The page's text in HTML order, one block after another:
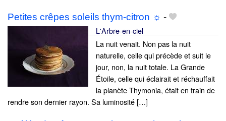
Petites crêpes soleils thym-citron ☼ -
L'Arbre-en-ciel
La nuit venait. Non pas la nuit
naturelle, celle qui précède et suit le
jour, non, la nuit totale. La Grande
Étoile, celle qui éclairait et réchauffait
la planète Thymonia, était en train de
rendre son dernier rayon. Sa luminosité […]